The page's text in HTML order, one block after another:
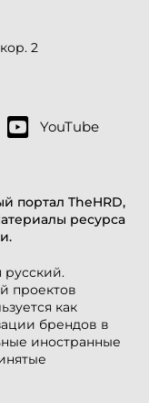
портал TheHRD,
ресурса
русский.
проектов
как
брендов в
иностранные
2
YouTube